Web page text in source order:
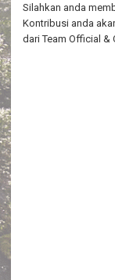
Silahkan anda
Kontribusi anda
dari Team Official &